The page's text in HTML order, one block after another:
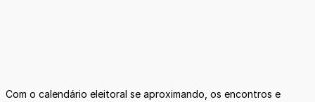
Com o calendário eleitoral se aproximando, os encontros e